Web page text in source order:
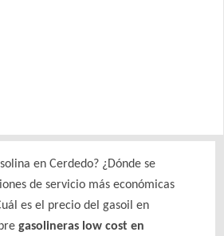
en Cerdedo? ¿Dónde se
de servicio más económicas
es el precio del gasoil en
gasolineras low cost en